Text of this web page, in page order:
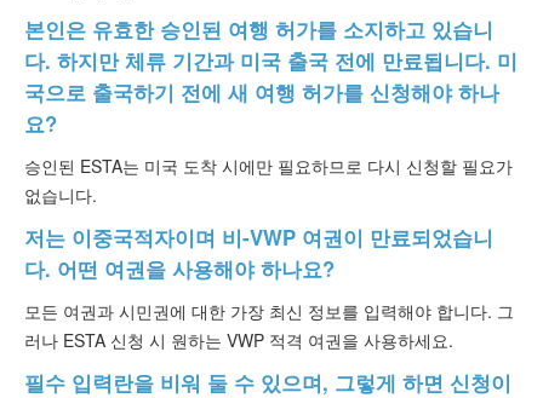
본인은 유효한 승인된 여행 허가를 소지하고 있습니
다. 하지만 체류 기간과 미국 출국 전에 만료됩니다. 미
국으로 출국하기 전에 새 여행 허가를 신청해야 하나
요?
승인된 ESTA는 미국 도착 시에만 필요하므로 다시 신청할 필요가
없습니다.
저는 이중국적자이며 비-VWP 여권이 만료되었습니
다. 어떤 여권을 사용해야 하나요?
모든 여권과 시민권에 대한 가장 최신 정보를 입력해야 합니다. 그
러나 ESTA 신청 시 원하는 VWP 적격 여권을 사용하세요.
필수 입력란을 비워 둘 수 있으며, 그렇게 하면 신청이